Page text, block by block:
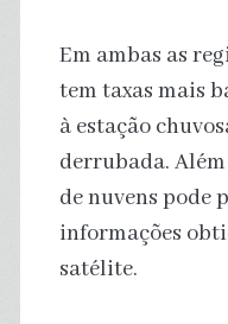
Em ambas as
tem taxas mais
à estação
derrubada.
de nuvens pode
informações
satélite.